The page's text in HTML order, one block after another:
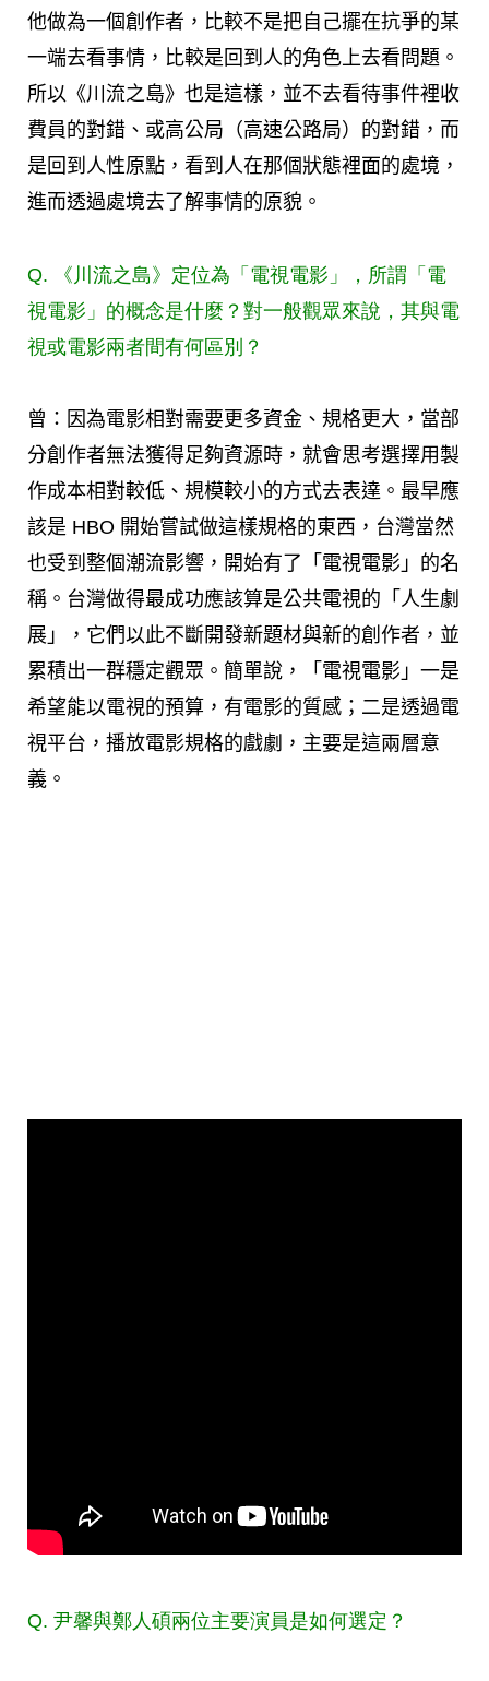
他做為一個創作者，比較不是把自己擺在抗爭的某
一端去看事情，比較是回到人的角色上去看問題。
所以《川流之島》也是這樣，並不去看待事件裡收
費員的對錯、或高公局（高速公路局）的對錯，而
是回到人性原點，看到人在那個狀態裡面的處境，
進而透過處境去了解事情的原貌。
Q. 《川流之島》定位為「電視電影」，所謂「電
視電影」的概念是什麼？對一般觀眾來說，其與電
視或電影兩者間有何區別？
曾：因為電影相對需要更多資金、規格更大，當部
分創作者無法獲得足夠資源時，就會思考選擇用製
作成本相對較低、規模較小的方式去表達。最早應
該是 HBO 開始嘗試做這樣規格的東西，台灣當然
也受到整個潮流影響，開始有了「電視電影」的名
稱。台灣做得最成功應該算是公共電視的「人生劇
展」，它們以此不斷開發新題材與新的創作者，並
累積出一群穩定觀眾。簡單說，「電視電影」一是
希望能以電視的預算，有電影的質感；二是透過電
視平台，播放電影規格的戲劇，主要是這兩層意
義。
Q. 尹馨與鄭人碩兩位主要演員是如何選定？